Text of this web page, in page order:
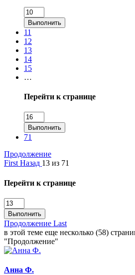
Выполнить
11
12
13
14
15
…
Перейти к странице
Выполнить
71
Продолжение
First Назад 13 из 71
Перейти к странице
Выполнить
Продолжение Last
в этой теме еще несколько (58)
"Продолжение"
Анна Ф.